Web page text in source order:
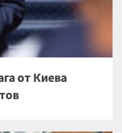
от Киева